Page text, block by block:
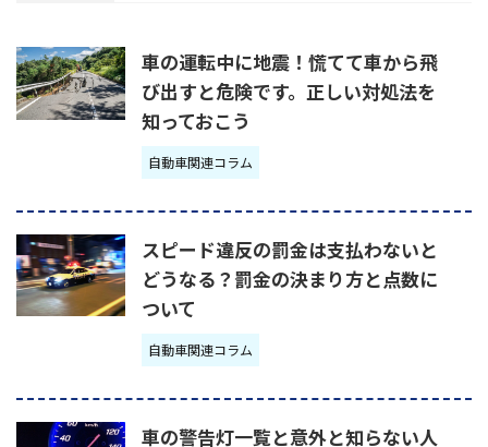
車の運転中に地震！慌てて車から飛
び出すと危険です。正しい対処法を
知っておこう
自動車関連コラム
スピード違反の罰金は支払わないと
どうなる？罰金の決まり方と点数に
ついて
自動車関連コラム
車の警告灯一覧と意外と知らない人